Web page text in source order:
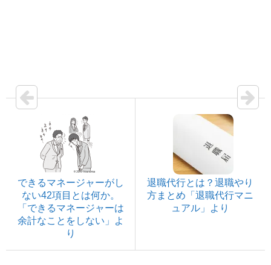
できるマネージャーがし
ない42項目とは何か。
「できるマネージャーは
余計なことをしない」よ
り
退職代行とは？退職やり
方まとめ「退職代行マニ
ュアル」より